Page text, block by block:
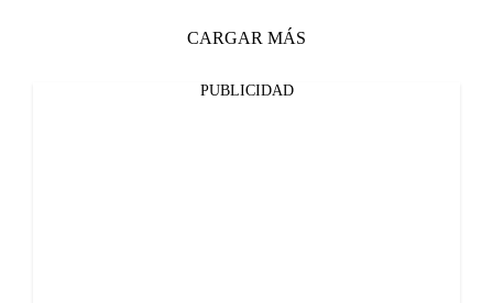
CARGAR MÁS
PUBLICIDAD